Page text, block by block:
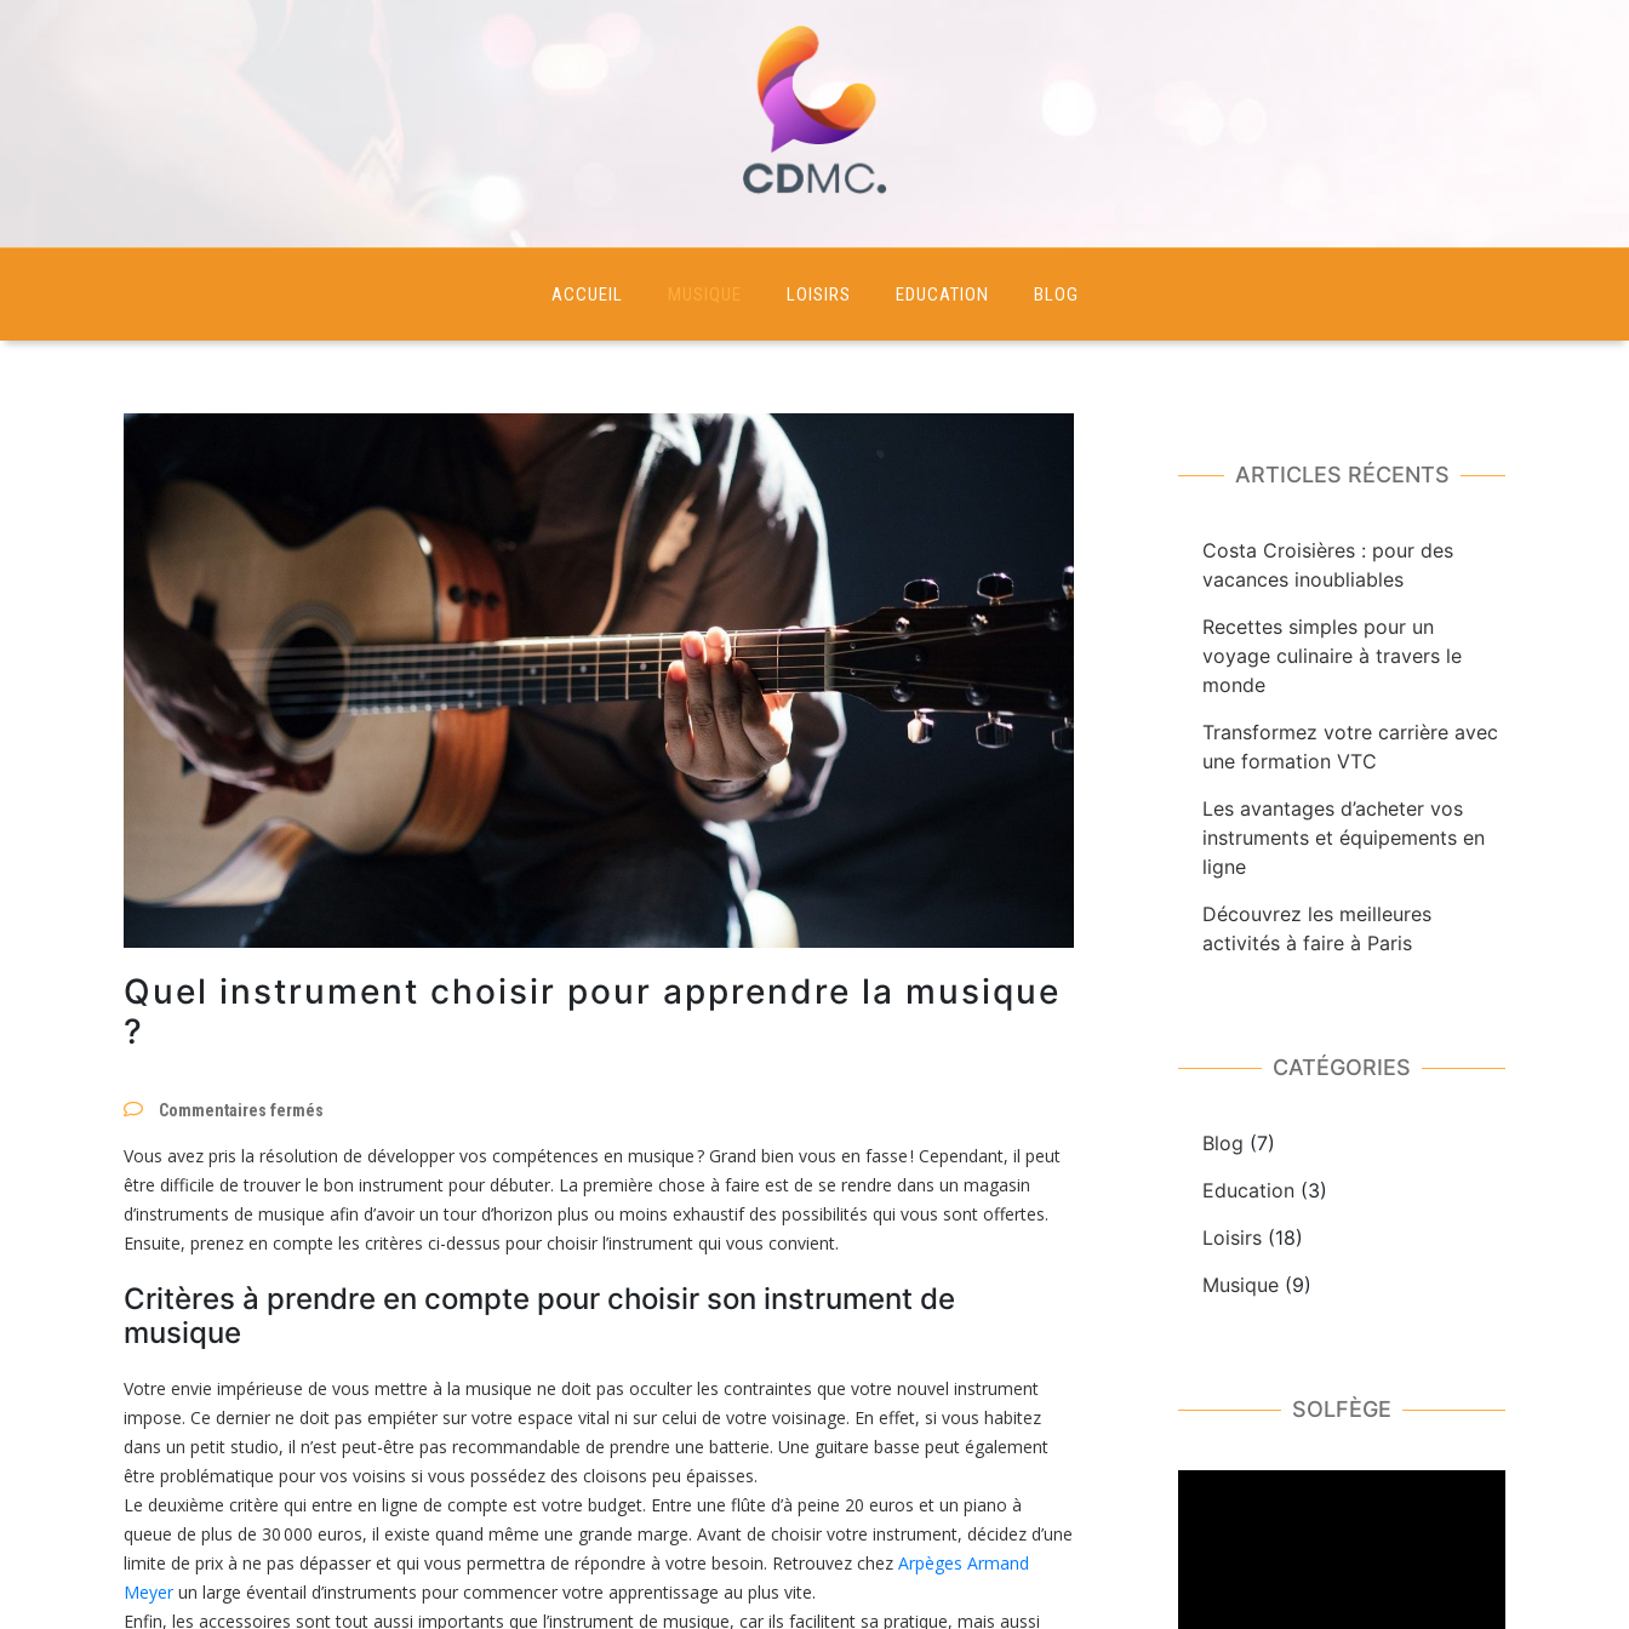
cdmc-haute-alsace.com
ACCUEIL MUSIQUE LOISIRS EDUCATION BLOG
Quel instrument choisir pour apprendre la musique
?
Commentaires fermés
Quel
choisir
pour
la
musique
Vous avez pris la résolution de développer vos compétences en musique ? Grand bien vous en fasse ! Cependant, il peut
être difficile de trouver le bon instrument pour débuter. La première chose à faire est de se rendre dans un magasin
d’instruments de musique afin d’avoir un tour d’horizon plus ou moins exhaustif des possibilités qui vous sont offertes.
Ensuite, prenez en compte les critères ci-dessus pour choisir l’instrument qui vous convient.
Critères à prendre en compte pour choisir son instrument de
musique
Votre envie impérieuse de vous mettre à la musique ne doit pas occulter les contraintes que votre nouvel instrument
impose. Ce dernier ne doit pas empiéter sur votre espace vital ni sur celui de votre voisinage. En effet, si vous habitez
dans un petit studio, il n’est peut-être pas recommandable de prendre une batterie. Une guitare basse peut également
être problématique pour vos voisins si vous possédez des cloisons peu épaisses.
Le deuxième critère qui entre en ligne de compte est votre budget. Entre une flûte d’à peine 20 euros et un piano à
queue de plus de 30 000 euros, il existe quand même une grande marge. Avant de choisir votre instrument, décidez d’une
limite de prix à ne pas dépasser et qui vous permettra de répondre à votre besoin. Retrouvez chez Arpèges Armand
Meyerun large éventail d’instruments pour commencer votre apprentissage au plus vite.
Enfin, les accessoires sont tout aussi importants que l’instrument de musique, car ils facilitent sa pratique, mais aussi
ARTICLES RÉCENTS
Costa Croisières : pour des
vacances inoubliables
Recettes simples pour un
voyage culinaire à travers le
monde
Transformez votre carrière avec
une formation VTC
Les avantages d’acheter vos
instruments et équipements en
ligne
Découvrez les meilleures
activités à faire à Paris
CATÉGORIES
Blog (7)
Education (3)
Loisirs (18)
Musique (9)
SOLFÈGE